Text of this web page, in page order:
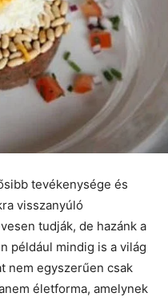
tevékenysége és
visszanyúló
tudják, de hazánk a
például mindig is a világ
nem egyszerűen csak
életforma, amelynek